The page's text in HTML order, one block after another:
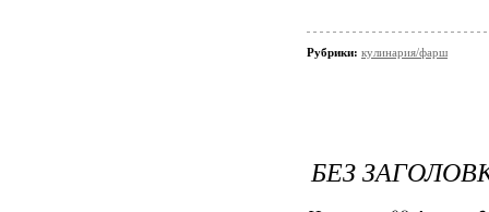
Рубрики: кулинария/фарш
БЕЗ